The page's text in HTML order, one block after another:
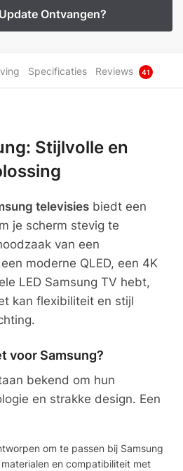
Specificaties Reviews 41
Stijlvolle en
televisies biedt een
je scherm stevig te
van een
moderne QLED, een 4K
LED Samsung TV hebt,
kan flexibiliteit en stijl
voor Samsung?
bekend om hun
en strakke design. Een
om te passen bij Samsung
en compatibiliteit met